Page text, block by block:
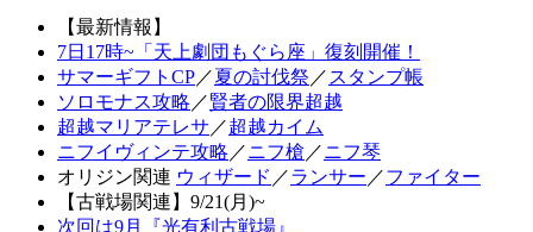
【最新情報】
7日17時~「天上劇団もぐら座」復刻開催！
サマーギフトCP／夏の討伐祭 ／ スタンプ帳
ソロモナス攻略 ／賢者の限界超越
超越マリアテレサ ／超越カイム
ニフイヴィンテ攻略 ／ニフ槍 ／ニフ琴
オリジン関連 ウィザード ／ランサー ／ファイター
【古戦場関連】9/21(月)~
次回は9月『光有利古戦場』